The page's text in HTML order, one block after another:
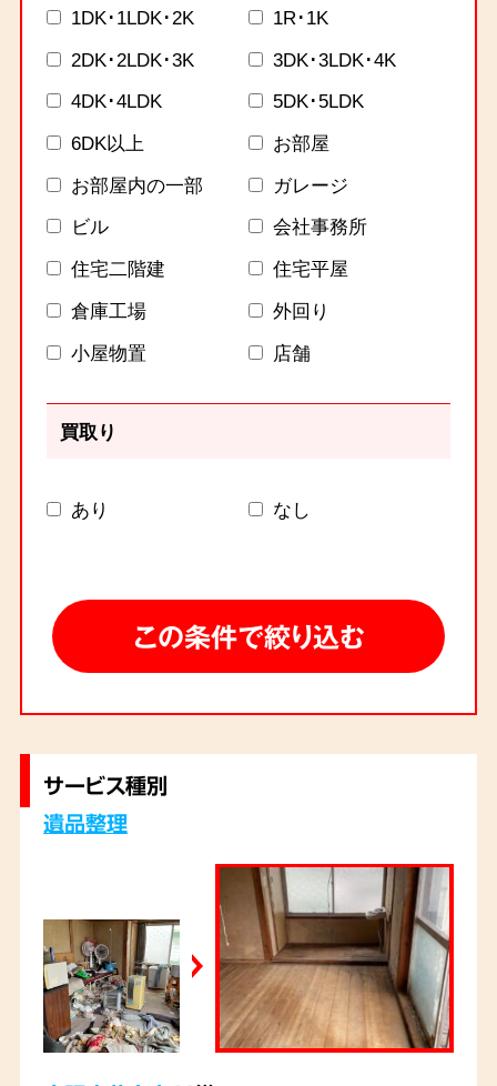
1DK･1LDK･2K
1R･1K
2DK･2LDK･3K
3DK･3LDK･4K
4DK･4LDK
5DK･5LDK
6DK以上
お部屋
お部屋内の一部
ガレージ
ビル
会社事務所
住宅二階建
住宅平屋
倉庫工場
外回り
小屋物置
店舗
買取り
あり なし
サービス種別
遺品整理